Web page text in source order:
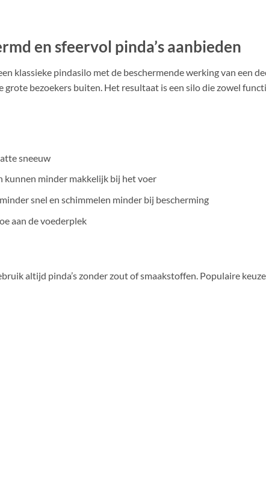
en sfeervol pinda’s aanbieden
klassieke pindasilo met de beschermende werking van een
bezoekers buiten. Het resultaat is een silo die zowel
sneeuw
minder makkelijk bij het voer
snel en schimmelen minder bij bescherming
aan de voederplek
altijd pinda’s zonder zout of smaakstoffen. Populaire